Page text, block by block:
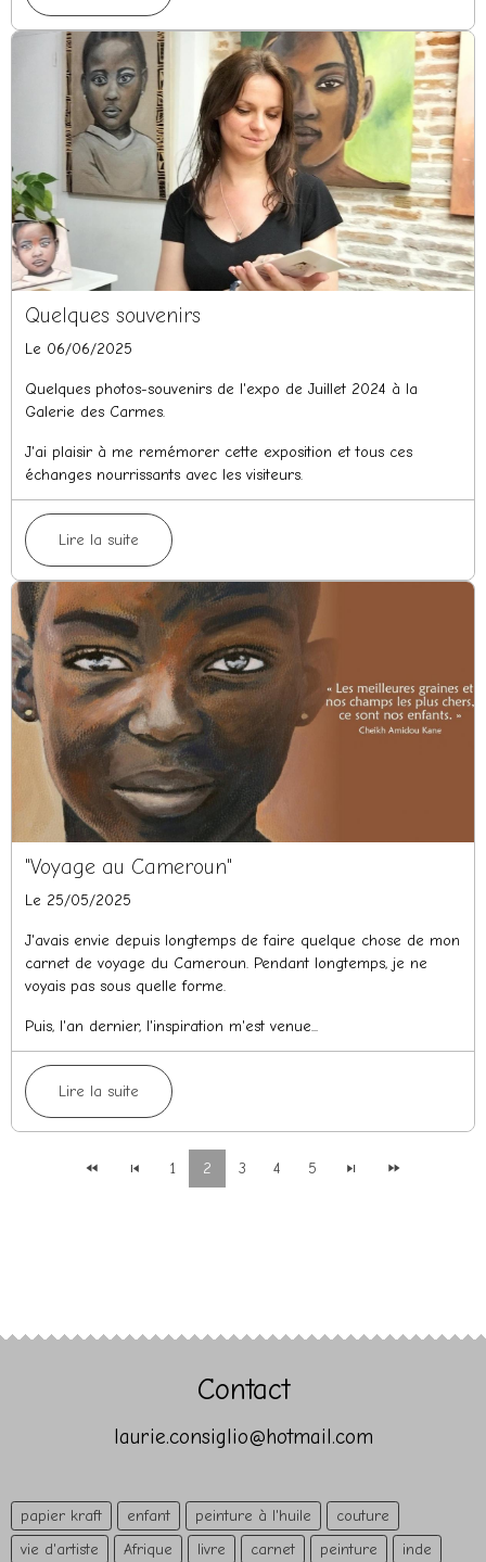
Quelques souvenirs
Le 06/06/2025
Quelques photos-souvenirs de l'expo de Juillet 2024 à la
Galerie des Carmes.
J'ai plaisir à me remémorer cette exposition et tous ces
échanges nourrissants avec les visiteurs.
Lire la suite
"Voyage au Cameroun"
Le 25/05/2025
J'avais envie depuis longtemps de faire quelque chose de mon
carnet de voyage du Cameroun. Pendant longtemps, je ne
voyais pas sous quelle forme.
Puis, l'an dernier, l'inspiration m'est venue...
Lire la suite
1 2 3 4 5
Contact
laurie.consiglio@hotmail.com
papier kraft enfant peinture à l'huile
couture
vie d'artiste
Afrique livre carnet peinture inde